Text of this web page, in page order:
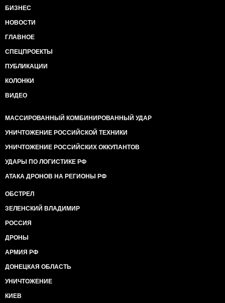
БИЗНЕС
НОВОСТИ
ГЛАВНОЕ
СПЕЦПРОЕКТЫ
ПУБЛИКАЦИИ
КОЛОНКИ
ВИДЕО
МАССИРОВАННЫЙ КОМБИНИРОВАННЫЙ УДАР
УНИЧТОЖЕНИЕ РОССИЙСКОЙ ТЕХНИКИ
УНИЧТОЖЕНИЕ РОССИЙСКИХ ОККУПАНТОВ
УДАРЫ ПО ЛОГИСТИКЕ РФ
АТАКА ДРОНОВ НА РЕГИОНЫ РФ
ОБСТРЕЛ
ЗЕЛЕНСКИЙ ВЛАДИМИР
РОССИЯ
ДРОНЫ
АРМИЯ РФ
ДОНЕЦКАЯ ОБЛАСТЬ
УНИЧТОЖЕНИЕ
КИЕВ